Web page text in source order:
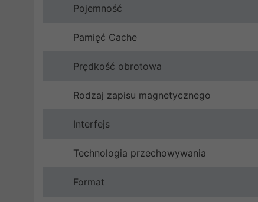
Pojemność
Pamięć Cache
Prędkość obrotowa
Rodzaj zapisu magnetycznego
Interfejs
Technologia przechowywania
Format